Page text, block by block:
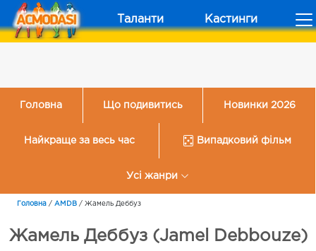
Таланти Кастинги
Головна Що подивитись Новинки 2026
Найкраще за весь час Випадковий фільм
Усі жанри
Головна / AMDB / Жамель Деббуз
Жамель Деббуз (Jamel Debbouze)